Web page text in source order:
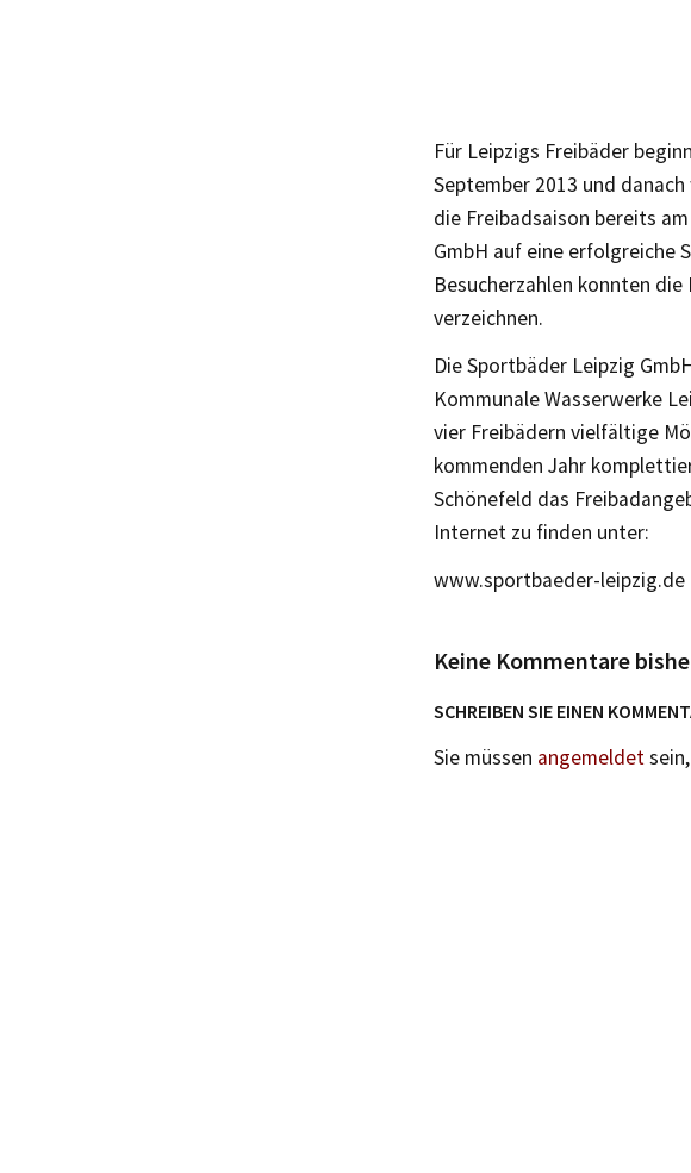
Für Leipzigs Freibäder
September 2013 und
die Freibadsaison bereits
GmbH auf eine erfolgreiche
Besucherzahlen konnten
verzeichnen.
Die Sportbäder Leipzig
Kommunale Wasserwerke
vier Freibädern vielfältige
kommenden Jahr
Schönefeld das
Internet zu finden unter:
www.sportbaeder-leipzig.de
Keine Kommentare
SCHREIBEN SIE EINEN
Sie müssen angemeldet